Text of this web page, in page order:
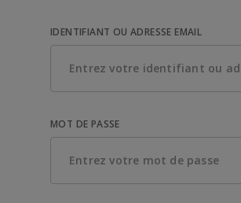
IDENTIFIANT OU ADRESSE EMAIL
MOT DE PASSE